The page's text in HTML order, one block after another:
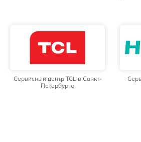
Сервисный центр TCL в Санкт-
Петербурге